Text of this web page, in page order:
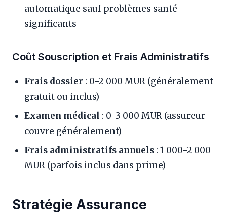
automatique sauf problèmes santé
significants
Coût Souscription et Frais Administratifs
Frais dossier : 0-2 000 MUR (généralement
gratuit ou inclus)
Examen médical : 0-3 000 MUR (assureur
couvre généralement)
Frais administratifs annuels : 1 000-2 000
MUR (parfois inclus dans prime)
Stratégie Assurance